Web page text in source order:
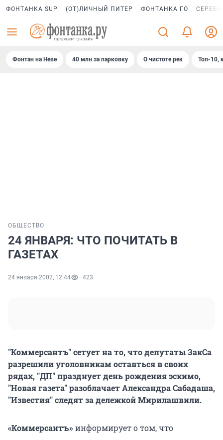
ФОНТАНКА SUP (ОТ)ЛИЧНЫЙ ПИТЕР ФОНТАНКА ГО
Фонтан на Неве 40 млн за парковку О чистоте рек Топ-10,
ОБЩЕСТВО
24 ЯНВАРЯ: ЧТО ПОЧИТАТЬ В
ГАЗЕТАХ
24 января 2002, 12:44 423
"Коммерсантъ" сетует на то, что депутаты ЗакСа
разрешили уголовникам оставться в своих
рядах, "ДП" празднует день рождения эскимо,
"Новая газета" разоблачает Александра Сабадаша,
"Известия" следят за дележкой Мирилашвили.
«Коммерсантъ»информирует о том, что